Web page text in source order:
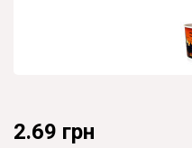
2.69 грн